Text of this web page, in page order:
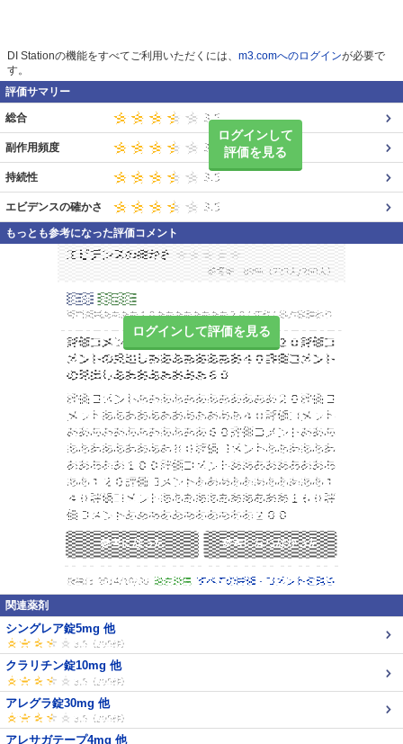
DI Stationの機能をすべてご利用いただくには、 m3.comへのログインが必要で
す。
評価サマリー
ログインして
評価を見る
総合
副作用頻度
持続性
エビデンスの確かさ
もっとも参考になった評価コメント
ログインして評価を見る
関連薬剤
シングレア錠5mg 他
クラリチン錠10mg 他
アレグラ錠30mg 他
アレサガテープ4mg 他